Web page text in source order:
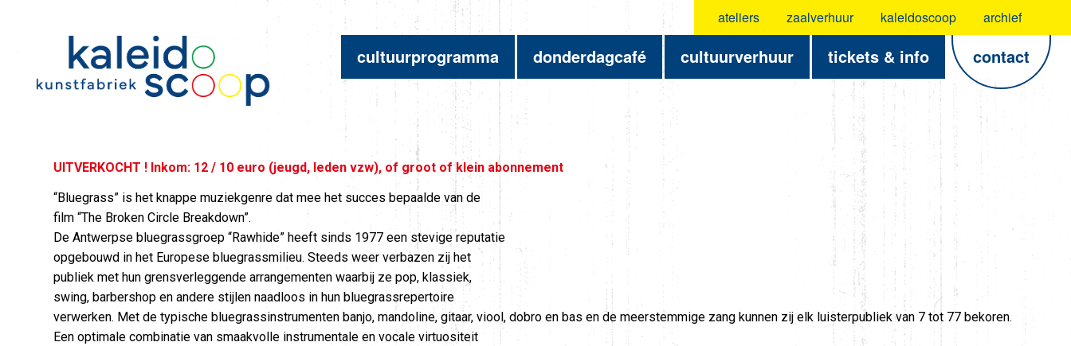
ateliers zaalverhuur kaleidoscoop archief
cultuurprogramma donderdagcafé cultuurverhuur tickets & info contact
UITVERKOCHT ! Inkom: 12 / 10 euro (jeugd, leden vzw), of groot of klein abonnement
“Bluegrass” is het knappe muziekgenre dat mee het succes bepaalde van de
film “The Broken Circle Breakdown”.
De Antwerpse bluegrassgroep “Rawhide” heeft sinds 1977 een stevige reputatie
opgebouwd in het Europese bluegrassmilieu. Steeds weer verbazen zij het
publiek met hun grensverleggende arrangementen waarbij ze pop, klassiek,
swing, barbershop en andere stijlen naadloos in hun bluegrassrepertoire
verwerken. Met de typische bluegrassinstrumenten banjo, mandoline, gitaar, viool, dobro en bas en de meerstemmige zang kunnen zij elk luisterpubliek van 7 tot 77 bekoren.
Een optimale combinatie van smaakvolle instrumentale en vocale virtuositeit